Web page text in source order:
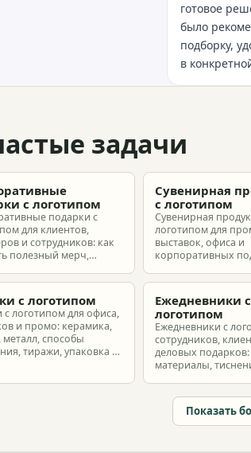
готовое
было
подборку,
в
задачи
с логотипом
подарки с
для клиентов,
и сотрудников: как
полезный мерч,
заказ без лишнего
Сувенирная
с логотипом
Сувенирная
логотипом для
выставок, офиса и
корпоративных
макет и избежать
с логотипом
с логотипом для офиса,
и промо: керамика,
металл, способы
тиражи, упаковка и
Ежедневники с
логотипом
Ежедневники с
сотрудников,
деловых
материалы,
Показать